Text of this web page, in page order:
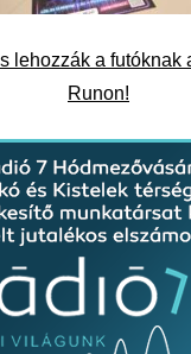
lehozzák a futóknak
Runon!